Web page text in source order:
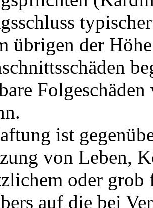
übrigen der
Folgeschäden
ist
von Leben,
oder grob
auf die bei